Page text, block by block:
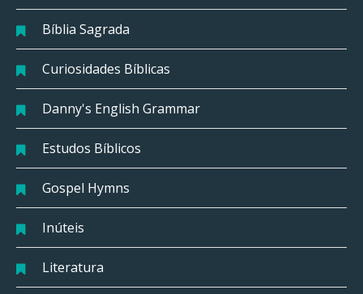
Bíblia Sagrada
Curiosidades Bíblicas
Danny's English Grammar
Estudos Bíblicos
Gospel Hymns
Inúteis
Literatura